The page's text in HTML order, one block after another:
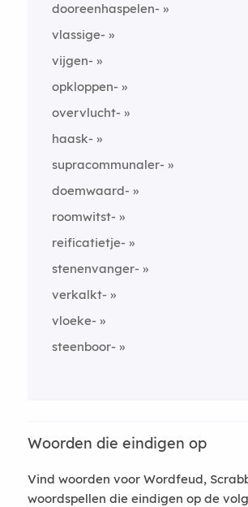
dooreenhaspelen-
vlassige-
vijgen-
opkloppen-
overvlucht-
haask-
supracommunaler-
doemwaard-
roomwitst-
reificatietje-
stenenvanger-
verkalkt-
vloeke-
steenboor-
Woorden die eindigen op
Vind woorden voor Wordfeud,
woordspellen die eindigen op de